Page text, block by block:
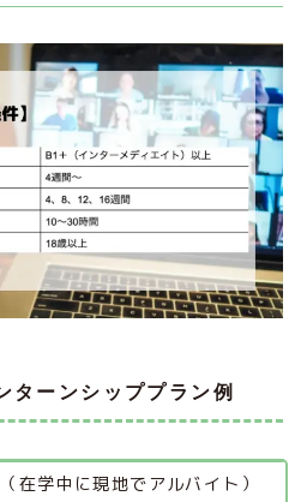
ターンシッププラン例
（在学中に現地でアルバイト）